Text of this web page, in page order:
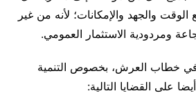
والجهد والإمكانات؛ لأنه من غير
ومردودية الاستثمار العمومي.
في خطاب العرش، بخصوص التنمية
على القضايا التالية: